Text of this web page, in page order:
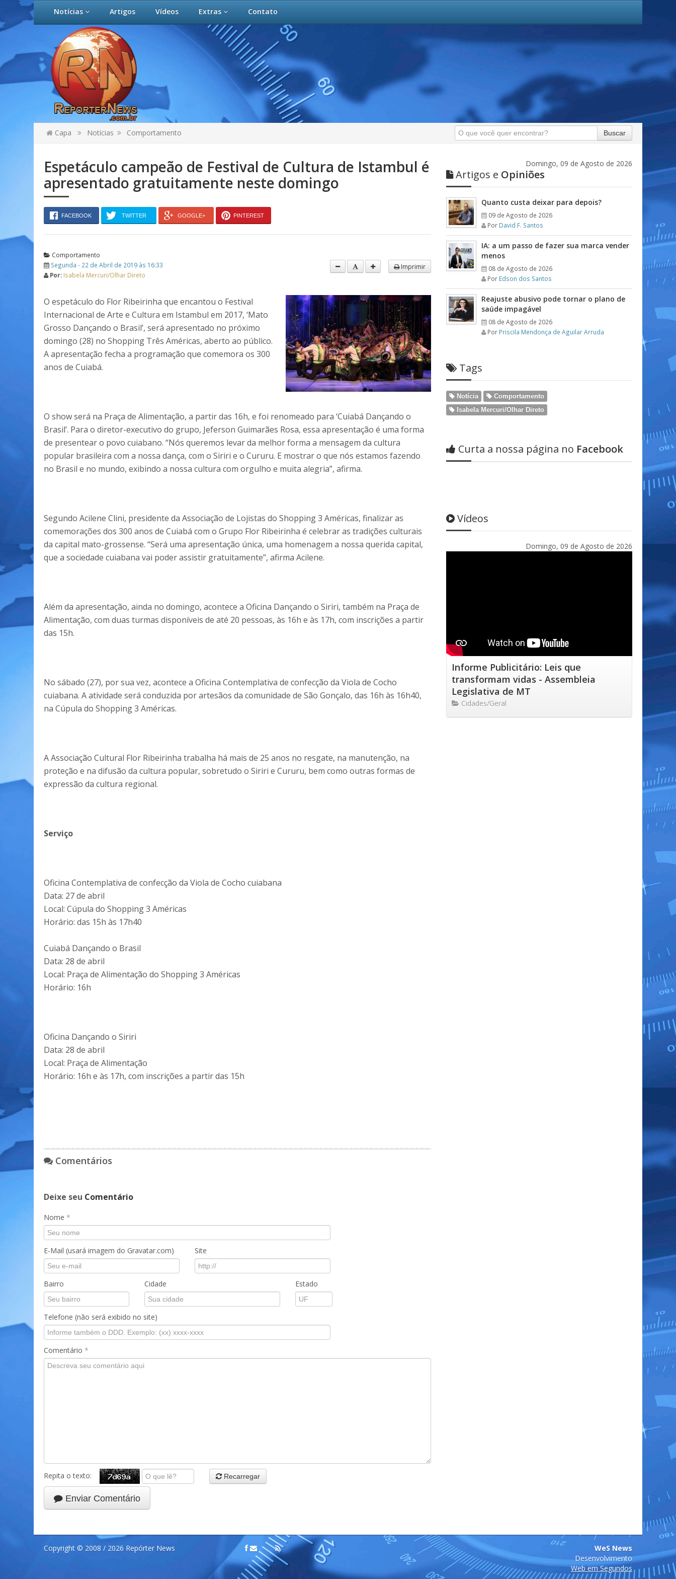
Notícias Artigos Vídeos Extras Contato
Capa Notícias Comportamento Buscar
Espetáculo campeão de Festival de Cultura de Istambul é
apresentado gratuitamente neste domingo
FACEBOOK TWITTER GOOGLE+ PINTEREST
Comportamento
Segunda - 22 de Abril de 2019 às 16:33
Por: Isabela Mercuri/Olhar Direto
Imprimir
O espetáculo do Flor Ribeirinha que encantou o Festival
Internacional de Arte e Cultura em Istambul em 2017, ‘Mato
Grosso Dançando o Brasil’, será apresentado no próximo
domingo (28) no Shopping Três Américas, aberto ao público.
A apresentação fecha a programação que comemora os 300
anos de Cuiabá.
O show será na Praça de Alimentação, a partir das 16h, e foi renomeado para ‘Cuiabá Dançando o
Brasil’. Para o diretor-executivo do grupo, Jeferson Guimarães Rosa, essa apresentação é uma forma
de presentear o povo cuiabano. “Nós queremos levar da melhor forma a mensagem da cultura
popular brasileira com a nossa dança, com o Siriri e o Cururu. E mostrar o que nós estamos fazendo
no Brasil e no mundo, exibindo a nossa cultura com orgulho e muita alegria”, afirma.
Segundo Acilene Clini, presidente da Associação de Lojistas do Shopping 3 Américas, finalizar as
comemorações dos 300 anos de Cuiabá com o Grupo Flor Ribeirinha é celebrar as tradições culturais
da capital mato-grossense. “Será uma apresentação única, uma homenagem a nossa querida capital,
que a sociedade cuiabana vai poder assistir gratuitamente”, afirma Acilene.
Além da apresentação, ainda no domingo, acontece a Oficina Dançando o Siriri, também na Praça de
Alimentação, com duas turmas disponíveis de até 20 pessoas, às 16h e às 17h, com inscrições a partir
das 15h.
No sábado (27), por sua vez, acontece a Oficina Contemplativa de confecção da Viola de Cocho
cuiabana. A atividade será conduzida por artesãos da comunidade de São Gonçalo, das 16h às 16h40,
na Cúpula do Shopping 3 Américas.
A Associação Cultural Flor Ribeirinha trabalha há mais de 25 anos no resgate, na manutenção, na
proteção e na difusão da cultura popular, sobretudo o Siriri e Cururu, bem como outras formas de
expressão da cultura regional.
Serviço
Oficina Contemplativa de confecção da Viola de Cocho cuiabana
Data: 27 de abril
Local: Cúpula do Shopping 3 Américas
Horário: das 15h às 17h40
Cuiabá Dançando o Brasil
Data: 28 de abril
Local: Praça de Alimentação do Shopping 3 Américas
Horário: 16h
Oficina Dançando o Siriri
Data: 28 de abril
Local: Praça de Alimentação
Horário: 16h e às 17h, com inscrições a partir das 15h
Comentários
Deixe seu Comentário
Nome *
E-Mail (usará imagem do Gravatar.com) Site
Bairro Cidade Estado
Telefone (não será exibido no site)
Comentário *
Repita o texto: Recarregar
Enviar Comentário
Domingo, 09 de Agosto de 2026
Artigos e Opiniões
Quanto custa deixar para depois?
09 de Agosto de 2026
Por David F. Santos
IA: a um passo de fazer sua marca vender
menos
08 de Agosto de 2026
Por Edson dos Santos
Reajuste abusivo pode tornar o plano de
saúde impagável
08 de Agosto de 2026
Por Priscila Mendonça de Aguilar Arruda
Tags
Notícia
Comportamento
Isabela Mercuri/Olhar Direto
Curta a nossa página no Facebook
Vídeos
Domingo, 09 de Agosto de 2026
Informe Publicitário: Leis que
transformam vidas - Assembleia
Legislativa de MT
Cidades/Geral
Copyright © 2008 / 2026 Repórter News
WeS News
Desenvolvimento
Web em Segundos